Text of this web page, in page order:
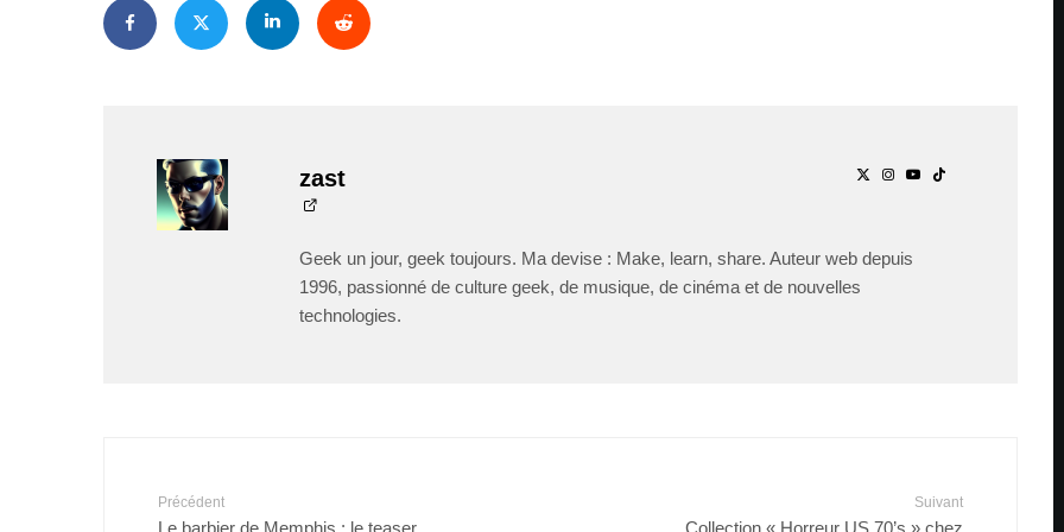
zast
Geek un jour, geek toujours. Ma devise : Make, learn, share. Auteur web depuis
1996, passionné de culture geek, de musique, de cinéma et de nouvelles
technologies.
Précédent
Le barbier de Memphis : le teaser
Suivant
Collection « Horreur US 70’s » chez